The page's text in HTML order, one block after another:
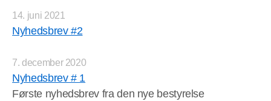
14. juni 2021
Nyhedsbrev #2
7. december 2020
Nyhedsbrev # 1
Første nyhedsbrev fra den nye bestyrelse